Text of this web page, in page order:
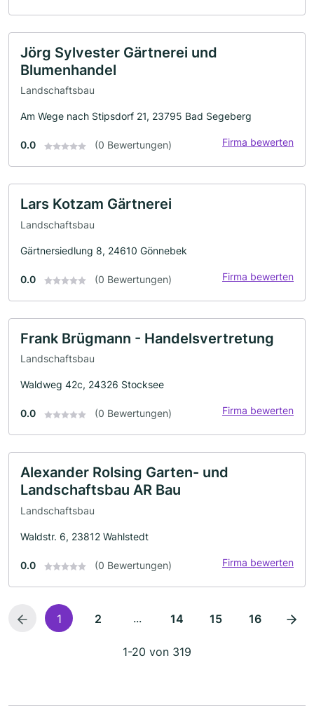
Jörg Sylvester Gärtnerei und
Blumenhandel
Landschaftsbau
Am Wege nach Stipsdorf 21, 23795 Bad Segeberg
0.0 (0 Bewertungen) Firma bewerten
Lars Kotzam Gärtnerei
Landschaftsbau
Gärtnersiedlung 8, 24610 Gönnebek
0.0 (0 Bewertungen) Firma bewerten
Frank Brügmann - Handelsvertretung
Landschaftsbau
Waldweg 42c, 24326 Stocksee
0.0 (0 Bewertungen) Firma bewerten
Alexander Rolsing Garten- und
Landschaftsbau AR Bau
Landschaftsbau
Waldstr. 6, 23812 Wahlstedt
0.0 (0 Bewertungen) Firma bewerten
1 2 ... 14 15 16
1-20 von 319